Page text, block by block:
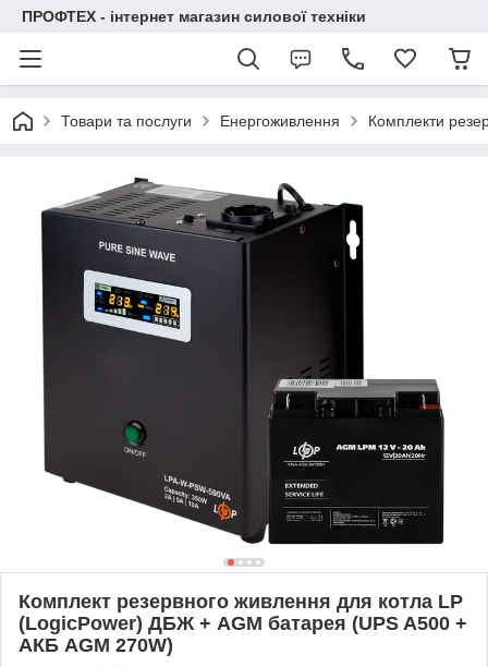
ПРОФТЕХ - інтернет магазин силової техніки
Товари та послуги Енергоживлення Комплекти
Комплект резервного живлення для котла LP
(LogicPower) ДБЖ + AGM батарея (UPS A500 +
АКБ AGM 270W)